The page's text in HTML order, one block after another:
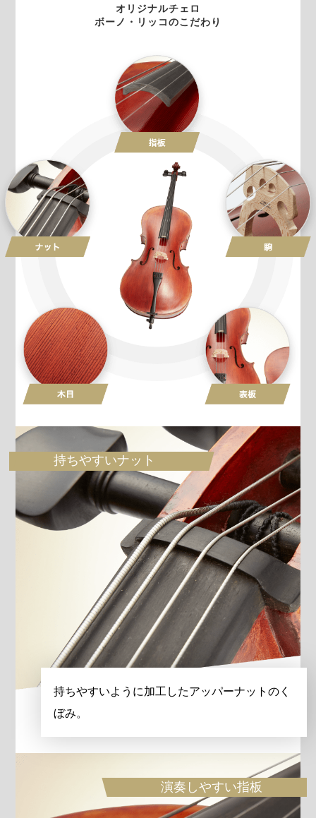
オリジナルチェロ
ボーノ・リッコのこだわり
持ちやすいナット
持ちやすいように加工したアッパーナットのく
ぼみ。
演奏しやすい指板